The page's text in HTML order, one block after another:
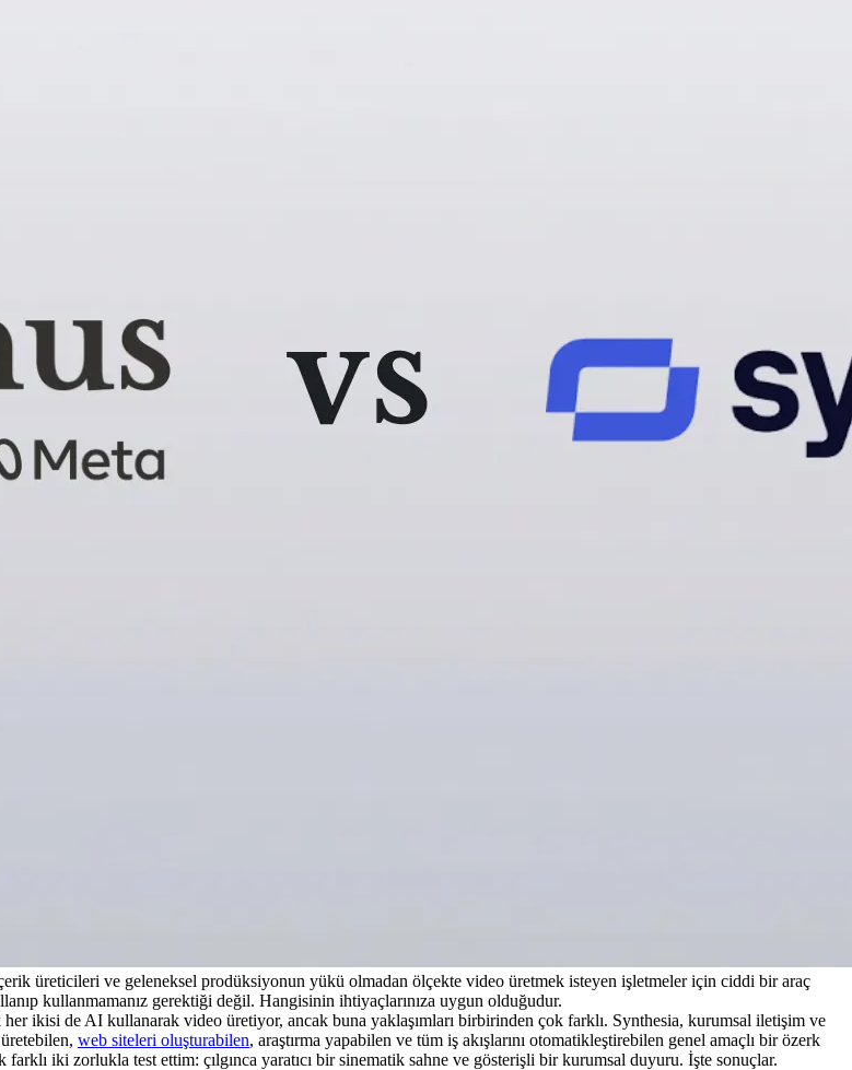
üreticileri ve geleneksel prodüksiyonun yükü olmadan ölçekte video üretmek isteyen işletmeler için ciddi bir araç
kullanmamanız gerektiği değil. Hangisinin ihtiyaçlarınıza uygun olduğudur.
ikisi de AI kullanarak video üretiyor, ancak buna yaklaşımları birbirinden çok farklı. Synthesia, kurumsal iletişim ve
web siteleri oluşturabilen, araştırma yapabilen ve tüm iş akışlarını otomatikleştirebilen genel amaçlı bir özerk
iki zorlukla test ettim: çılgınca yaratıcı bir sinematik sahne ve gösterişli bir kurumsal duyuru. İşte sonuçlar.